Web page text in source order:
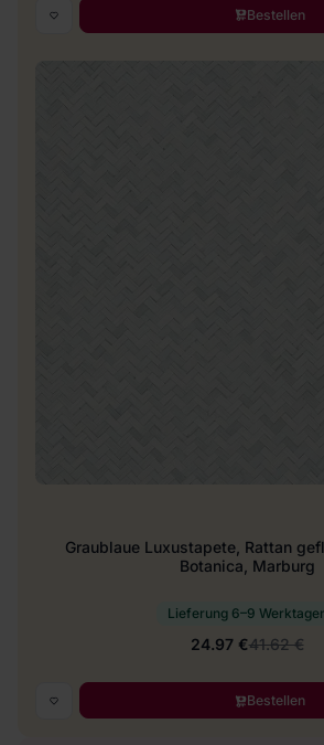
Bestellen
Graublaue Luxustapete, Rattan
Botanica, Marburg
Lieferung 6–9
24.97 €41.62 €
Bestellen